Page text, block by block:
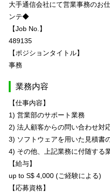
大手通信会社にて営業事務のお
ンテ◆
【Job No.】
489135
【ポジションタイトル】
事務
業務内容
【仕事内容】
1) 営業部のサポート業務
2) 法人顧客からの問い合わせ対
3) ソフトウェアを用いた見積書
4) その他、上記業務に付随する
【給与】
up to S$ 4,000 (ご経験による)
【応募資格】